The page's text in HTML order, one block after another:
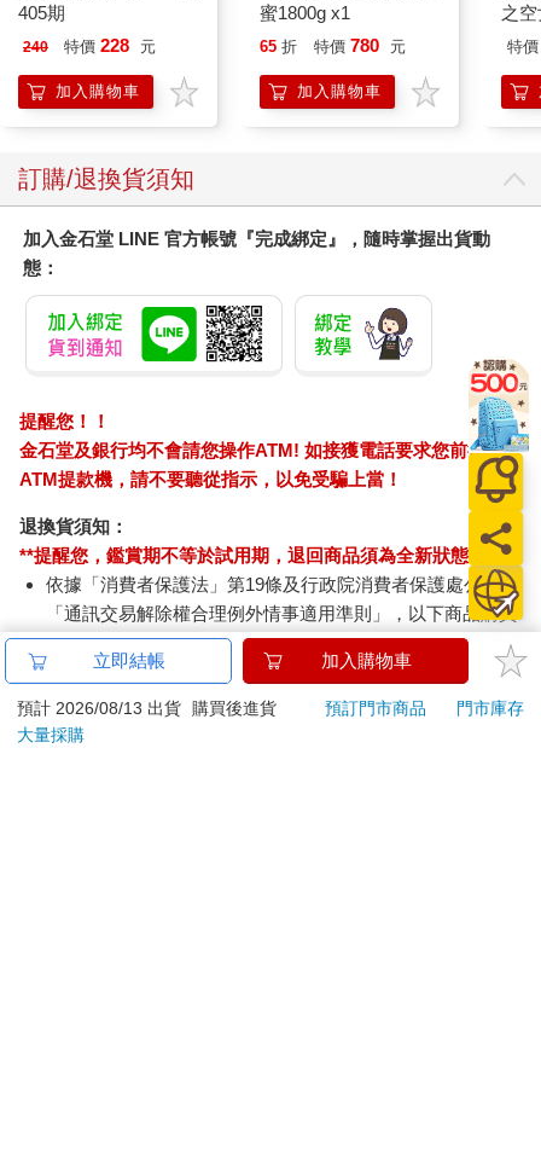
405期
240 特價 228 元
加入購物車
蜜1800g x1
65 折 特價 780 元
加入購物車
之
樂
特價
訂購/退換貨須知
加入金石堂 LINE 官方帳號『完成綁定』，隨時掌握出貨動
態：
提醒您！！
金石堂及銀行均不會請您操作ATM! 如接獲電話要求您前往
ATM提款機，請不要聽從指示，以免受騙上當！
退換貨須知：
**提醒您，鑑賞期不等於試用期，退回商品須為全新狀態**
依據「消費者保護法」第19條及行政院消費者保護處公告之
「通訊交易解除權合理例外情事適用準則」，以下商品購買
後，除商品本身有瑕疵外，將不提供7天的猶豫期：
易於腐敗、保存期限較短或解約時即將逾期。（如：生
鮮食品）
依消費者要求所為之客製化給付。（客製化商品）
立即結帳 加入購物車
預計 2026/08/13 出貨 購買後進貨 預訂門市商品
門市庫存
大量採購